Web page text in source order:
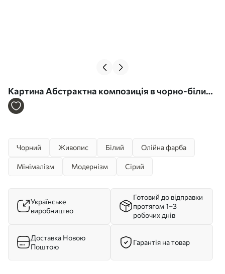
Картина Абстрактна композиція в чорно-білих
тонах Арт. s43138
Чорний Живопис Білий Олійна фарба
Мінімалізм Модернізм Сірий
Українське
виробництво
Готовий до відправки
протягом 1–3
робочих днів
Доставка Новою
Поштою
Гарантія на товар